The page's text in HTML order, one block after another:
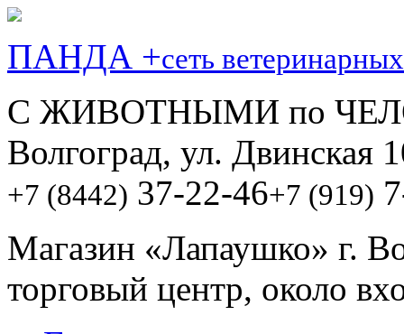
ПАНДА +сеть
С ЖИВОТНЫМИ по
Волгоград, ул. Двинская
+7 (8442) 37-22-46+7 (919)
Магазин «Лапаушко» г.
торговый центр, около